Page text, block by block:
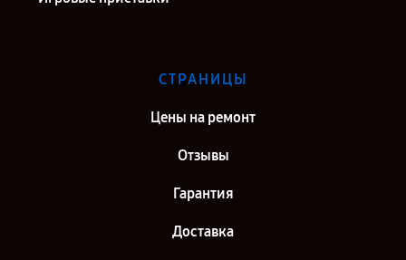
СТРАНИЦЫ
Цены на ремонт
Отзывы
Гарантия
Доставка